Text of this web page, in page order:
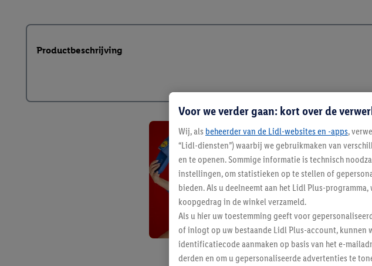
Productbeschrijving
Voor we verder gaan: kort over de
Wij, als beheerder van de Lidl-websites en -apps,
“Lidl-diensten”) waarbij we gebruikmaken van
en te openen. Sommige informatie is technisch
instellingen, om statistieken op te stellen of
bieden. Als u deelneemt aan het Lidl Plus-
koopgedrag in de winkel verzameld.
Als u hier uw toestemming geeft voor
of inlogt op uw bestaande Lidl Plus-account, kunnen
identificatiecode aanmaken op basis van het e-
derden en om u gepersonaliseerde advertenties te